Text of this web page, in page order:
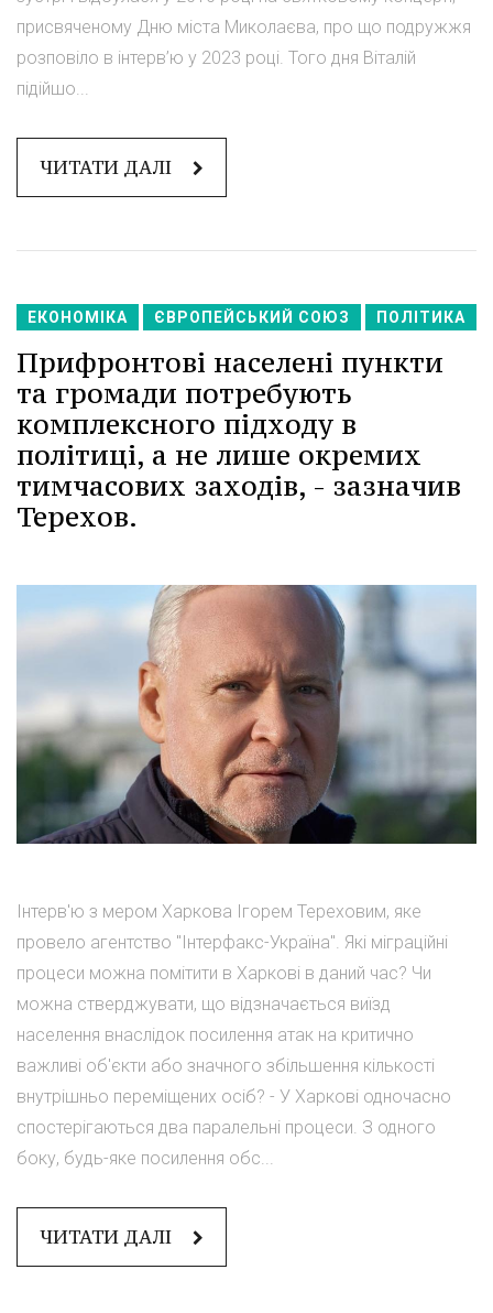
присвяченому Дню міста Миколаєва, про що подружжя
розповіло в інтерв’ю у 2023 році. Того дня Віталій
підійшо...
ЧИТАТИ ДАЛІ
ЕКОНОМІКА ЄВРОПЕЙСЬКИЙ СОЮЗ ПОЛІТИКА
Прифронтові населені пункти
та громади потребують
комплексного підходу в
політиці, а не лише окремих
тимчасових заходів, - зазначив
Терехов.
Інтерв'ю з мером Харкова Ігорем Тереховим, яке
провело агентство "Інтерфакс-Україна". Які міграційні
процеси можна помітити в Харкові в даний час? Чи
можна стверджувати, що відзначається виїзд
населення внаслідок посилення атак на критично
важливі об'єкти або значного збільшення кількості
внутрішньо переміщених осіб? - У Харкові одночасно
спостерігаються два паралельні процеси. З одного
боку, будь-яке посилення обс...
ЧИТАТИ ДАЛІ